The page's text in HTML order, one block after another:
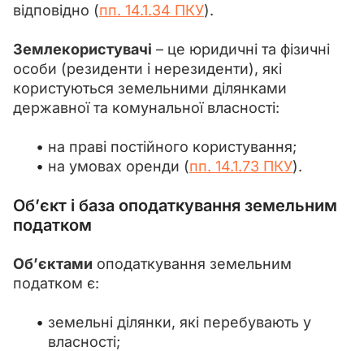
відповідно (пп. 14.1.34 ПКУ).
Землекористувачі – це юридичні та фізичні
особи (резиденти і нерезиденти), які
користуються земельними ділянками
державної та комунальної власності:
на праві постійного користування;
на умовах оренди (пп. 14.1.73 ПКУ).
Об’єкт і база оподаткування земельним
податком
Об’єктами оподаткування земельним
податком є:
земельні ділянки, які перебувають у
власності;